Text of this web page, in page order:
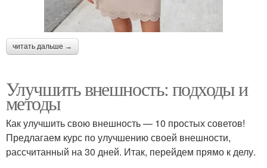
читать дальше →
Улучшить внешность: подходы и
методы
Как улучшить свою внешность — 10 простых советов!
Предлагаем курс по улучшению своей внешности,
рассчитанный на 30 дней. Итак, перейдем прямо к делу.